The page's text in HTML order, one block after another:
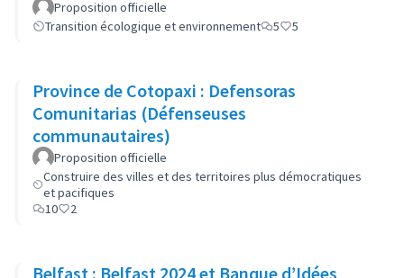
Proposition officielle
Transition écologique et environnement
5 5
Province de Cotopaxi : Defensoras
Comunitarias (Défenseuses
communautaires)
Proposition officielle
Construire des villes et des territoires plus démocratiques
et pacifiques
10
2
Belfast : Belfast 2024 et Banque d’Idées